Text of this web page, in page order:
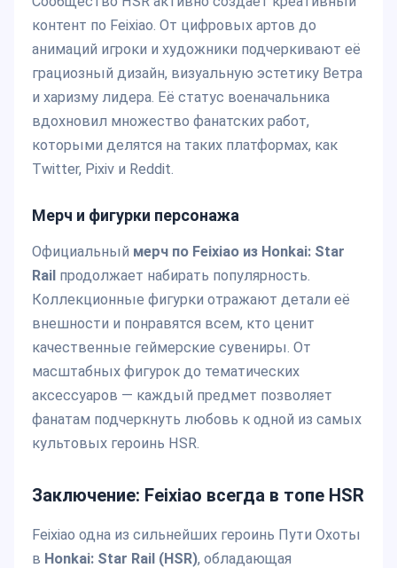
контент по Feixiao. От цифровых артов до
анимаций игроки и художники подчеркивают её
грациозный дизайн, визуальную эстетику Ветра
и харизму лидера. Её статус военачальника
вдохновил множество фанатских работ,
которыми делятся на таких платформах, как
Twitter, Pixiv и Reddit.
Мерч и фигурки персонажа
Официальный мерч по Feixiao из Honkai: Star
Rail продолжает набирать популярность.
Коллекционные фигурки отражают детали её
внешности и понравятся всем, кто ценит
качественные геймерские сувениры. От
масштабных фигурок до тематических
аксессуаров — каждый предмет позволяет
фанатам подчеркнуть любовь к одной из самых
культовых героинь HSR.
Заключение: Feixiao всегда в топе HSR
Feixiao одна из сильнейших героинь Пути Охоты
в Honkai: Star Rail (HSR), обладающая